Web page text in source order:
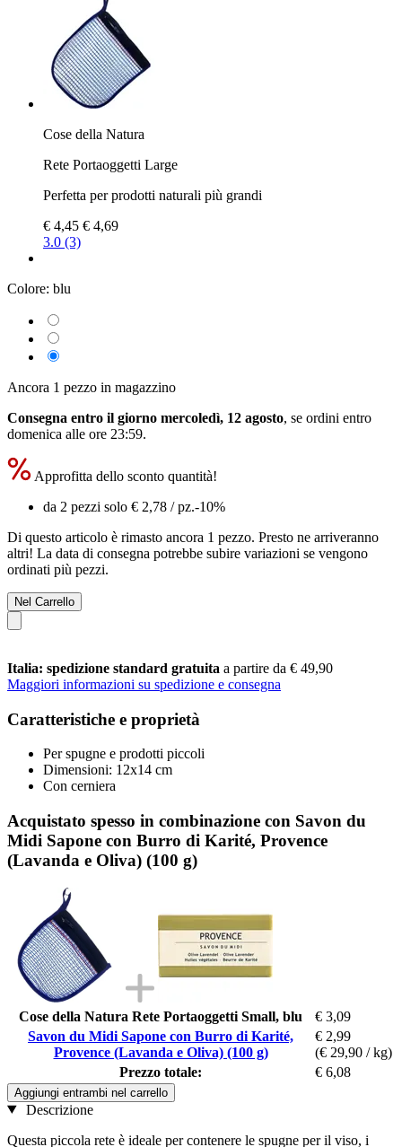
Cose della Natura
Rete Portaoggetti Large
Perfetta per prodotti naturali più grandi
€ 4,45 € 4,69
3.0 (3)
Colore: blu
Ancora 1 pezzo in magazzino
Consegna entro il giorno mercoledì, 12 agosto, se ordini entro
domenica alle ore 23:59.
Approfitta dello sconto quantità!
da 2 pezzi solo € 2,78 / pz.-10%
Di questo articolo è rimasto ancora 1 pezzo. Presto ne arriveranno
altri! La data di consegna potrebbe subire variazioni se vengono
ordinati più pezzi.
Nel Carrello
Italia: spedizione standard gratuita a partire da € 49,90
Maggiori informazioni su spedizione e consegna
Caratteristiche e proprietà
Per spugne e prodotti piccoli
Dimensioni: 12x14 cm
Con cerniera
Acquistato spesso in combinazione con Savon du
Midi Sapone con Burro di Karité, Provence
(Lavanda e Oliva) (100 g)
Cose della Natura Rete Portaoggetti Small, blu
€ 3,09
Savon du Midi Sapone con Burro di Karité,
Provence (Lavanda e Oliva) (100 g)
€ 2,99
(€ 29,90 / kg)
Prezzo totale:
€ 6,08
Aggiungi entrambi nel carrello
Descrizione
Questa piccola rete è ideale per contenere le spugne per il viso, i